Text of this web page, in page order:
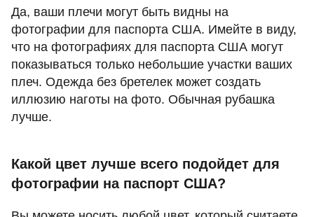
Да, ваши плечи могут быть видны на
фотографии для паспорта США. Имейте в виду,
что на фотографиях для паспорта США могут
показываться только небольшие участки ваших
плеч. Одежда без бретелек может создать
иллюзию наготы на фото. Обычная рубашка
лучше.
Какой цвет лучше всего подойдет для
фотографии на паспорт США?